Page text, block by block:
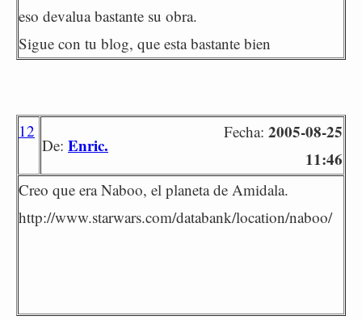
eso devalua bastante su obra.
Sigue con tu blog, que esta bastante bien
12
De: Enric.
Fecha: 2005-08-25
11:46
Creo que era Naboo, el planeta de Amidala.
http://www.starwars.com/databank/location/naboo/